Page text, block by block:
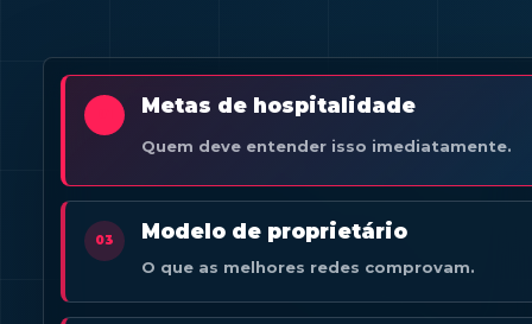
Metas de hospitalidade
Quem deve entender isso imediatamente.
03 Modelo de proprietário
O que as melhores redes comprovam.